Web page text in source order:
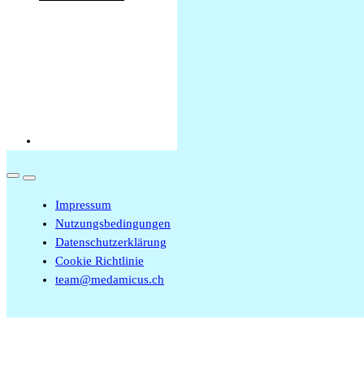
Impressum
Nutzungsbedingungen
Datenschutzerklärung
Cookie Richtlinie
team@medamicus.ch